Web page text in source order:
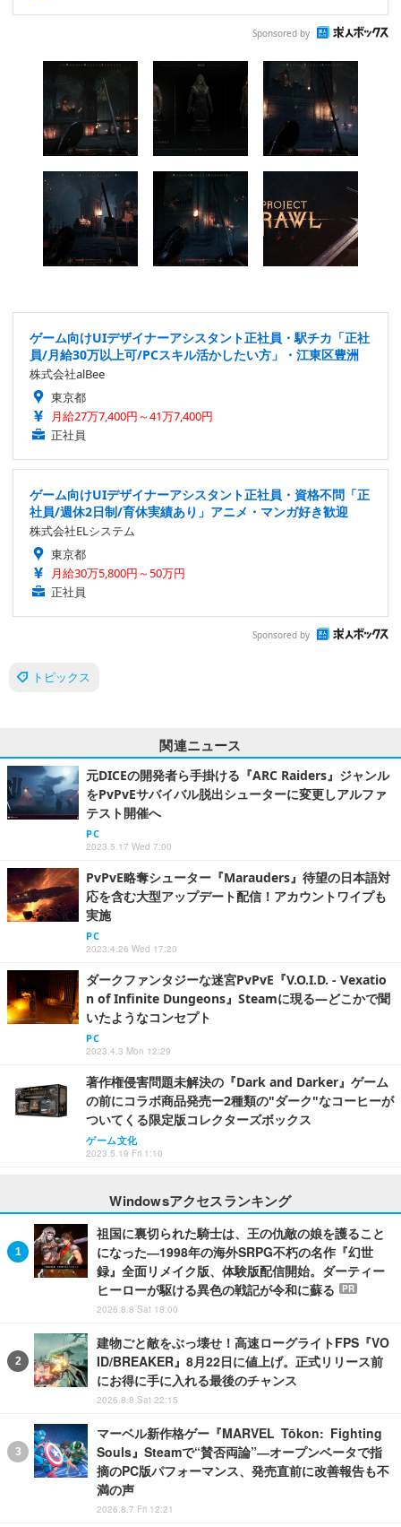
Sponsored by
ゲーム向けUIデザイナーアシスタント正社員・駅チカ「正社
員/月給30万以上可/PCスキル活かしたい方」・江東区豊洲
株式会社alBee
東京都
月給27万7,400円～41万7,400円
正社員
ゲーム向けUIデザイナーアシスタント正社員・資格不問「正
社員/週休2日制/育休実績あり」アニメ・マンガ好き歓迎
株式会社ELシステム
東京都
月給30万5,800円～50万円
正社員
Sponsored by
トピックス
関連ニュース
元DICEの開発者ら手掛ける『ARC Raiders』ジャンル
をPvPvEサバイバル脱出シューターに変更しアルファ
テスト開催へ
PC
2023.5.17 Wed 7:00
PvPvE略奪シューター『Marauders』待望の日本語対
応を含む大型アップデート配信！アカウントワイプも
実施
PC
2023.4.26 Wed 17:20
ダークファンタジーな迷宮PvPvE『V.O.I.D. - Vexatio
n of Infinite Dungeons』Steamに現る―どこかで聞
いたようなコンセプト
PC
2023.4.3 Mon 12:29
著作権侵害問題未解決の『Dark and Darker』ゲーム
の前にコラボ商品発売ー2種類の"ダーク"なコーヒーが
ついてくる限定版コレクターズボックス
ゲーム文化
2023.5.19 Fri 1:10
Windowsアクセスランキング
祖国に裏切られた騎士は、王の仇敵の娘を護ること
になった―1998年の海外SRPG不朽の名作『幻世
録』全面リメイク版、体験版配信開始。ダーティー
ヒーローが駆ける異色の戦記が令和に蘇る
PR
2026.8.8 Sat 18:00
建物ごと敵をぶっ壊せ！高速ローグライトFPS『VO
ID/BREAKER』8月22日に値上げ。正式リリース前
にお得に手に入れる最後のチャンス
2026.8.8 Sat 22:15
マーベル新作格ゲー『MARVEL Tōkon: Fighting
Souls』Steamで“賛否両論”―オープンベータで指
摘のPC版パフォーマンス、発売直前に改善報告も不
満の声
2026.8.7 Fri 12:21